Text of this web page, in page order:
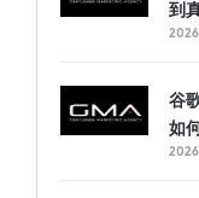
到
谷
如